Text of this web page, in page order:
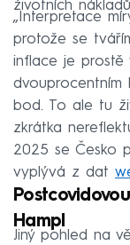
životních
„Interpretace
protože se
inflace je prostě
dvouprocentním
bod. To ale tu
zkrátka
2025 se Česko
vyplývá z dat
Hampl
Jiný pohled na